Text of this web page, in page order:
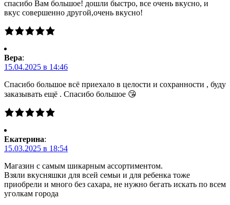
спасибо Вам большое! дошли быстро, все очень вкусно, и
вкус совершенно другой,очень вкусно!
Вера:
15.04.2025 в 14:46
Спасибо большое всё приехало в целости и сохранности , буду
заказывать ещё . Спасибо большое 😘
Екатерина:
15.03.2025 в 18:54
Магазин с самым шикарным ассортиментом.
Взяли вкусняшки для всей семьи и для ребенка тоже
приобрели и много без сахара, не нужно бегать искать по всем
уголкам города